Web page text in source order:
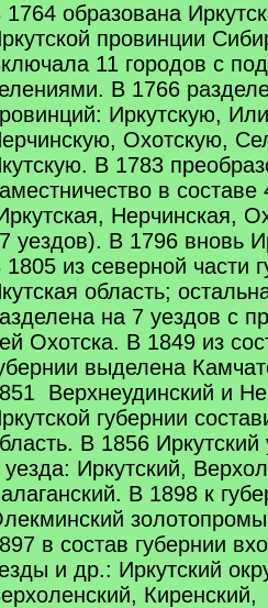
1764 образована
провинции
11 городов с
В 1766
Иркутскую,
Охотскую,
В 1783
в составе
Нерчинская,
уездов). В 1796 вновь
1805 из северной части
область;
на 7 уездов с
Охотска. В 1849 из
выделена
Верхнеудинский и
губернии
В 1856
уезда: Иркутский,
В 1898 к
в состав губернии
и др.: Иркутский